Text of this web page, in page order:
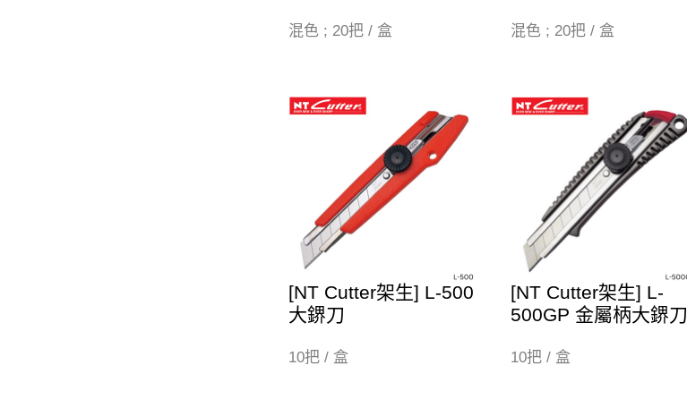
混色 ; 20把 / 盒 混色 ; 20把 / 盒
[NT Cutter架生] L-500
大鎅刀
10把 / 盒
[NT Cutter架生] L-
500GP 金屬柄大鎅刀
10把 / 盒